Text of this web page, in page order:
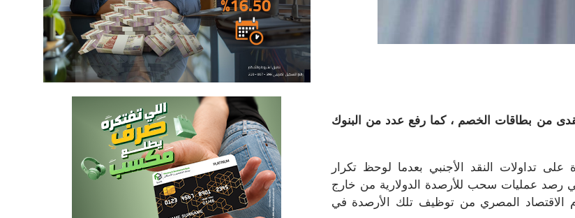
من بطاقات الخصم ، كما رفع عدد من البنوك
تداولات النقد الأجنبي بعدما لوحظ تكرار
رصد عمليات سحب للأرصدة الدولارية من خارج
الاقتصاد المصري من توظيف تلك الأرصدة في